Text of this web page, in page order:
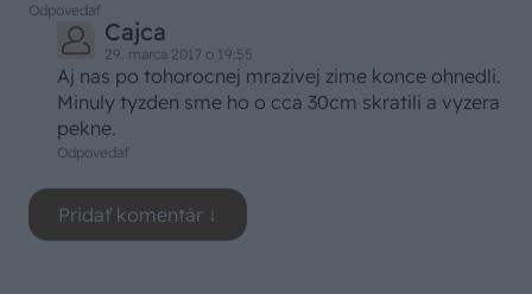
Odpovedať
Cajca
29. marca 2017 o 19:55
Aj nas po tohorocnej mrazivej zime konce ohnedli.
Minuly tyzden sme ho o cca 30cm skratili a vyzera
pekne.
Odpovedať